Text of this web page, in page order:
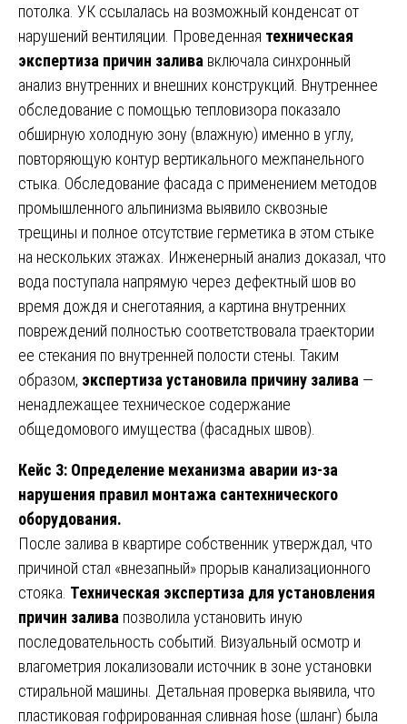
потолка. УК ссылалась на возможный конденсат от
нарушений вентиляции. Проведенная техническая
экспертиза причин залива включала синхронный
анализ внутренних и внешних конструкций. Внутреннее
обследование с помощью тепловизора показало
обширную холодную зону (влажную) именно в углу,
повторяющую контур вертикального межпанельного
стыка. Обследование фасада с применением методов
промышленного альпинизма выявило сквозные
трещины и полное отсутствие герметика в этом стыке
на нескольких этажах. Инженерный анализ доказал, что
вода поступала напрямую через дефектный шов во
время дождя и снеготаяния, а картина внутренних
повреждений полностью соответствовала траектории
ее стекания по внутренней полости стены. Таким
образом, экспертиза установила причину залива —
ненадлежащее техническое содержание
общедомового имущества (фасадных швов).
Кейс 3: Определение механизма аварии из-за
нарушения правил монтажа сантехнического
оборудования.
После залива в квартире собственник утверждал, что
причиной стал «внезапный» прорыв канализационного
стояка. Техническая экспертиза для установления
причин залива позволила установить иную
последовательность событий. Визуальный осмотр и
влагометрия локализовали источник в зоне установки
стиральной машины. Детальная проверка выявила, что
пластиковая гофрированная сливная hose (шланг) была